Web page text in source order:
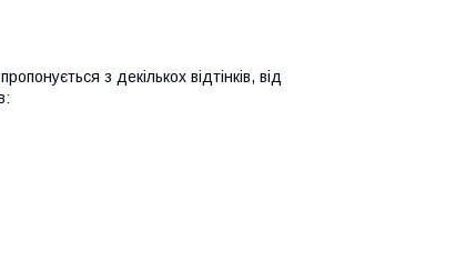
з декількох відтінків, від